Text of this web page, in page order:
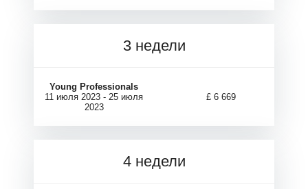
3 недели
Young Professionals
11 июля 2023 - 25 июля
2023
£ 6 669
4 недели